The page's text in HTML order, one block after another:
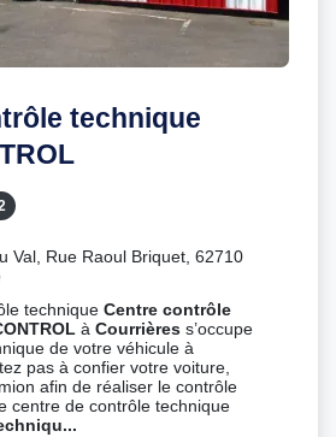
technique
Val, Rue Raoul Briquet, 62710
techniqueCentre contrôle
àCourrières s’occupe
de votre véhicule à
pas à confier votre voiture,
afin de réaliser le contrôle
centre de contrôle technique